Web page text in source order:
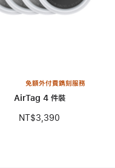
免額外付費鐫刻服務
AirTag 4 件裝
NT$3,390